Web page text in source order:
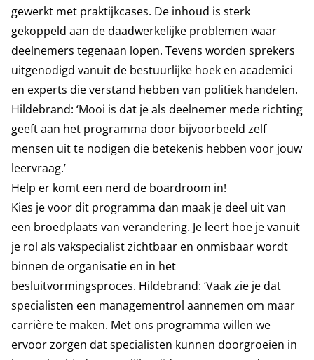
gewerkt met praktijkcases. De inhoud is sterk
gekoppeld aan de daadwerkelijke problemen waar
deelnemers tegenaan lopen. Tevens worden sprekers
uitgenodigd vanuit de bestuurlijke hoek en academici
en experts die verstand hebben van politiek handelen.
Hildebrand: ‘Mooi is dat je als deelnemer mede richting
geeft aan het programma door bijvoorbeeld zelf
mensen uit te nodigen die betekenis hebben voor jouw
leervraag.’
Help er komt een nerd de boardroom in!
Kies je voor dit programma dan maak je deel uit van
een broedplaats van verandering. Je leert hoe je vanuit
je rol als vakspecialist zichtbaar en onmisbaar wordt
binnen de organisatie en in het
besluitvormingsproces. Hildebrand: ‘Vaak zie je dat
specialisten een managementrol aannemen om maar
carrière te maken. Met ons programma willen we
ervoor zorgen dat specialisten kunnen doorgroeien in